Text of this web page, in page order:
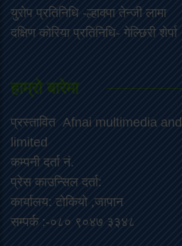
युरोप प्रतिनिधि -ल्हाक्पा तेन्जी लामा
दक्षिण कोरिया प्रतिनिधि- गेल्छिरी शेर्पा
हाम्रो बारेमा
प्रस्तावित Afnai multimedia
limited
कम्पनी दर्ता नं.
प्रेस काउन्सिल दर्ता:
कार्यालय: टोकियो ,जापान
सम्पर्क :-०८० ९०४७ ३३४८